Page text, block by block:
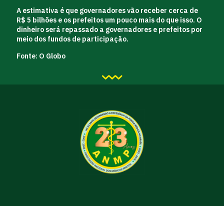
A estimativa é que governadores vão receber cerca de
R$ 5 bilhões e os prefeitos um pouco mais do que isso. O
dinheiro será repassado a governadores e prefeitos por
meio dos fundos de participação.
Fonte: O Globo